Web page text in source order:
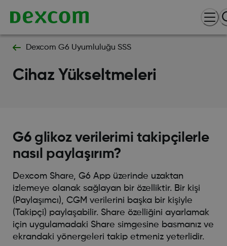
Dexcom G6 Uyumluluğu SSS
Cihaz Yükseltmeleri
G6 glikoz verilerimi takipçilerle
nasıl paylaşırım?
Dexcom Share, G6 App üzerinde uzaktan
izlemeye olanak sağlayan bir özelliktir. Bir kişi
(Paylaşımcı), CGM verilerini başka bir kişiyle
(Takipçi) paylaşabilir. Share özelliğini ayarlamak
için uygulamadaki Share simgesine basmanız ve
ekrandaki yönergeleri takip etmeniz yeterlidir.